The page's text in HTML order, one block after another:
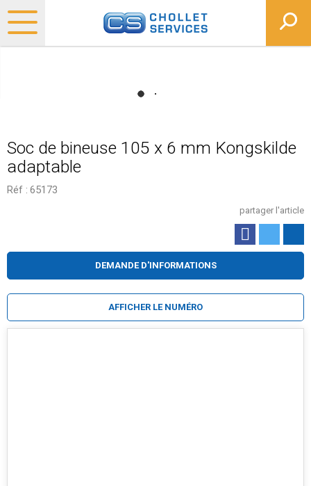
Soc de bineuse 105 x 6 mm Kongskilde
adaptable
Réf : 65173
partager l'article
DEMANDE D'INFORMATIONS
AFFICHER LE NUMÉRO